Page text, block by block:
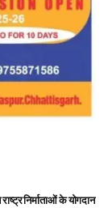
निर्माताओं के योगदान